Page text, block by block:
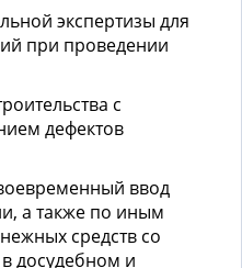
экспертизы для
при проведении
с
дефектов
ввод
а также по иным
средств со
досудебном и